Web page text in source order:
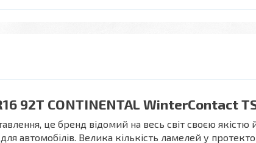
92T CONTINENTAL WinterContact
це бренд відомий на весь світ своєю якістю
автомобілів. Велика кількість ламелей у